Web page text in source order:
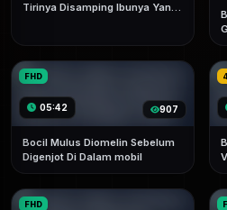
Tirinya Disamping Ibunya Yang
FHD
05:42 907
Bocil Mulus Diomelin Sebelum
Digenjot Di Dalam mobil
FHD